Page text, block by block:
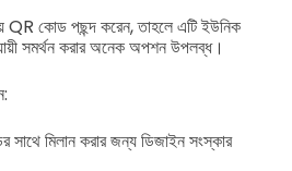
QR কোড পছন্দ করেন, তাহলে এটি ইউনিক
সমর্থন করার অনেক অপশন উপলব্ধ।
সাথে মিলান করার জন্য ডিজাইন সংস্কার